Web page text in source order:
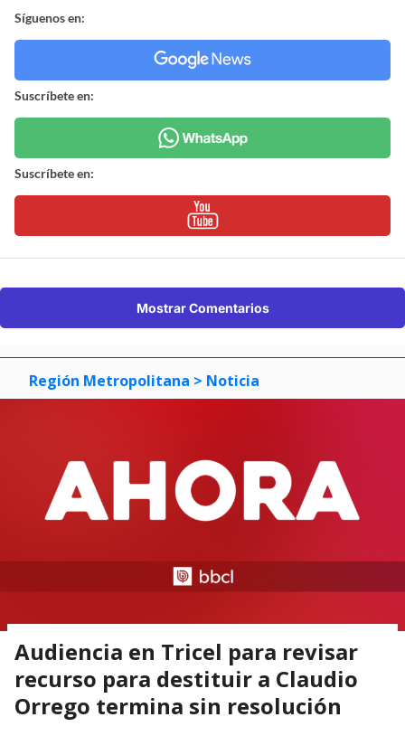
Síguenos en:
Suscríbete en:
Suscríbete en:
Mostrar Comentarios
Región Metropolitana > Noticia
Audiencia en Tricel para revisar
recurso para destituir a Claudio
Orrego termina sin resolución